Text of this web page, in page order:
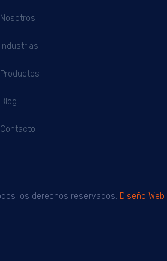
Nosotros
Industrias
Productos
Blog
Contacto
los derechos reservados. Diseño Web